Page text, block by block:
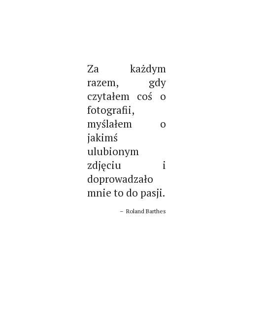
Za każdym
razem, gdy
czytałem coś o
fotografii,
myślałem o
jakimś
ulubionym
zdjęciu i
doprowadzało
mnie to do pasji.
Roland Barthes